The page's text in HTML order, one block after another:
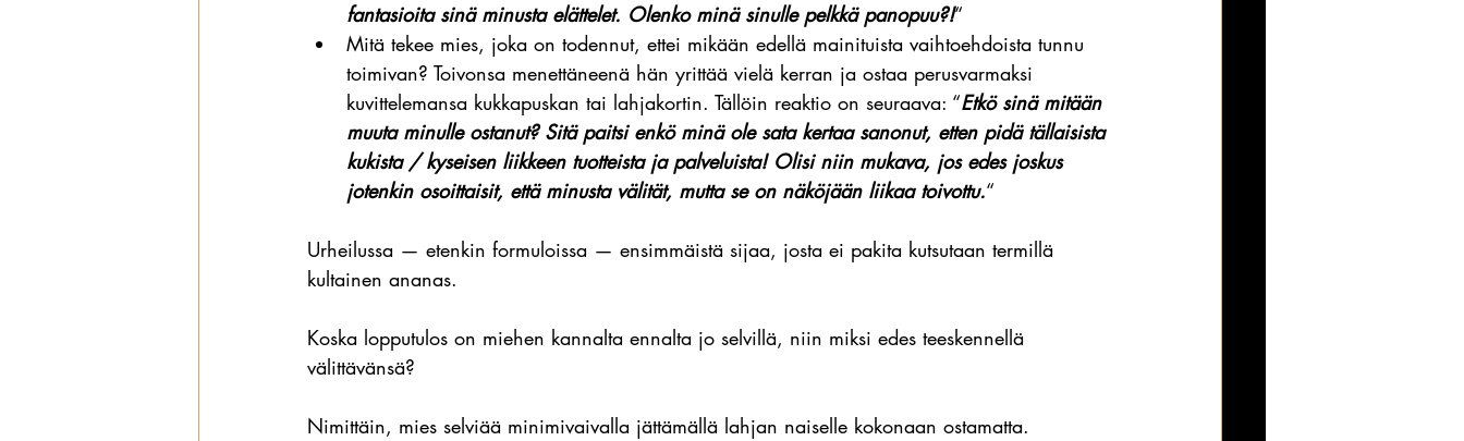
fantasioita sinä minusta elättelet. Olenko minä sinulle pelkkä panopuu?!“
Mitä tekee mies, joka on todennut, ettei mikään edellä mainituista vaihtoehdoista tunnu
toimivan? Toivonsa menettäneenä hän yrittää vielä kerran ja ostaa perusvarmaksi
kuvittelemansa kukkapuskan tai lahjakortin. Tällöin reaktio on seuraava: “Etkö sinä mitään
muuta minulle ostanut? Sitä paitsi enkö minä ole sata kertaa sanonut, etten pidä tällaisista
kukista / kyseisen liikkeen tuotteista ja palveluista! Olisi niin mukava, jos edes joskus
jotenkin osoittaisit, että minusta välität, mutta se on näköjään liikaa toivottu.“
Urheilussa — etenkin formuloissa — ensimmäistä sijaa, josta ei pakita kutsutaan termillä
kultainen ananas.
Koska lopputulos on miehen kannalta ennalta jo selvillä, niin miksi edes teeskennellä
välittävänsä?
Nimittäin, mies selviää minimivaivalla jättämällä lahjan naiselle kokonaan ostamatta.